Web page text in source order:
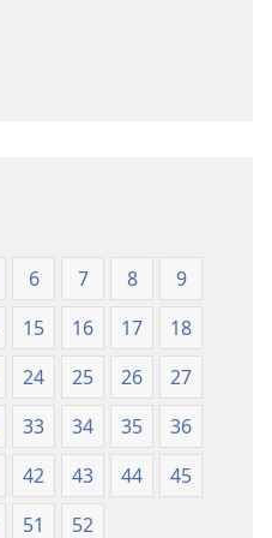
A
Tún
Ṣe
Lọ́dún
2018)
A
Tún
Ṣe
Lọ́dún
2018)
6 7 8
9
15 16 17
18
24 25 26
27
33 34 35
36
42 43 44
45
51 52